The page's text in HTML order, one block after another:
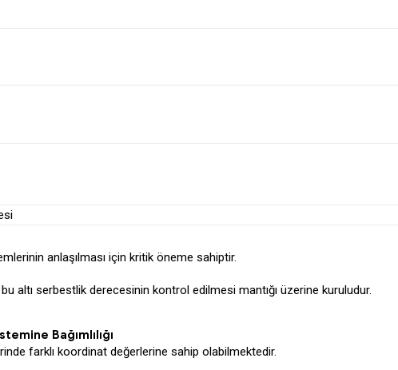
anlaşılması için kritik öneme sahiptir.
altı serbestlik derecesinin kontrol edilmesi mantığı üzerine kuruludur.
Bağımlılığı
farklı koordinat değerlerine sahip olabilmektedir.